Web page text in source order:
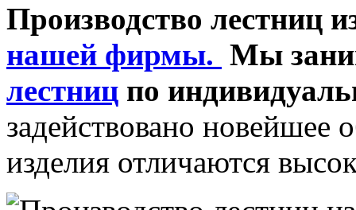
Производство лестниц
нашей фирмы. Мы
лестниц по
задействовано новейшее
изделия отличаются